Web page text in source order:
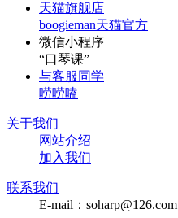
天猫旗舰店
boogieman天猫官方
微信小程序
“口琴课”
与客服同学
唠唠嗑
关于我们
网站介绍
加入我们
联系我们
E-mail：soharp@126.com